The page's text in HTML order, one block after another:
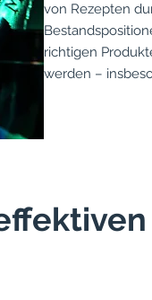
von Rezepten
richtigen
werden –